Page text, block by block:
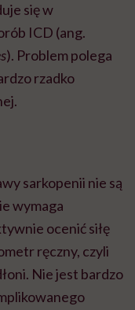
się w
ICD (ang.
). Problem polega
rzadko
sarkopenii nie są
wymaga
ocenić siłę
ręczny, czyli
Nie jest bardzo